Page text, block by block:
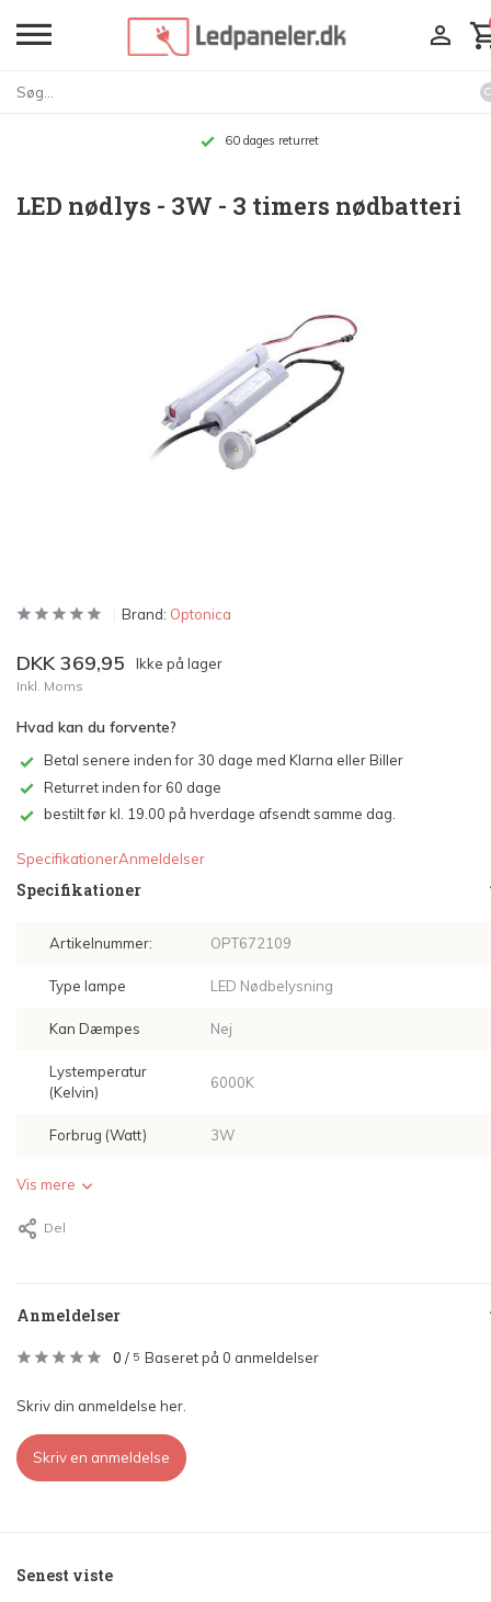
60 dages returret
LED nødlys - 3W - 3 timers nødbatteri
Brand: Optonica
DKK 369,95 Ikke på lager
Inkl. Moms
Hvad kan du forvente?
Betal senere inden for 30 dage med Klarna eller Biller
Returret inden for 60 dage
bestilt før kl. 19.00 på hverdage afsendt samme dag.
SpecifikationerAnmeldelser
Specifikationer
Artikelnummer: OPT672109
Type lampe LED Nødbelysning
Kan Dæmpes Nej
Lystemperatur
(Kelvin)
6000K
Forbrug (Watt) 3W
Vis mere
Del
Anmeldelser
0 / 5 Baseret på 0 anmeldelser
Skriv din anmeldelse her.
Skriv en anmeldelse
Senest viste